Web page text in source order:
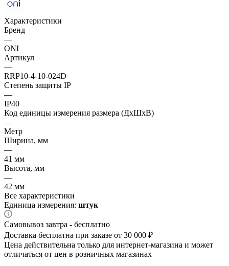
Характеристики
Бренд
—
ONI
Артикул
—
RRP10-4-10-024D
Степень защиты IP
—
IP40
Код единицы измерения размера (ДхШхВ)
—
Метр
Ширина, мм
—
41 мм
Высота, мм
—
42 мм
Все характеристики
Единица измерения: штук
Самовывоз завтра - бесплатно
Доставка бесплатна при заказе от 30 000 ₽
Цена действительна только для интернет-магазина и может
отличаться от цен в розничных магазинах